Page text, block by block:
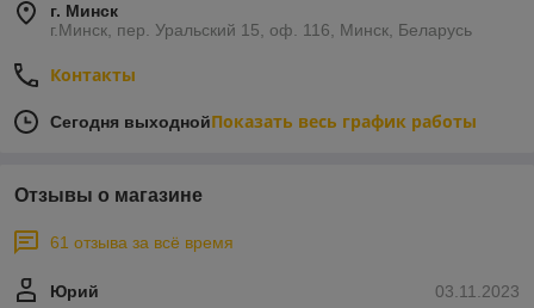
г. Минск
г.Минск, пер. Уральский 15, оф. 116, Минск, Беларусь
Контакты
Сегодня выходнойПоказать весь график работы
Отзывы о магазине
61 отзыва за всё время
03.11.2023
Юрий